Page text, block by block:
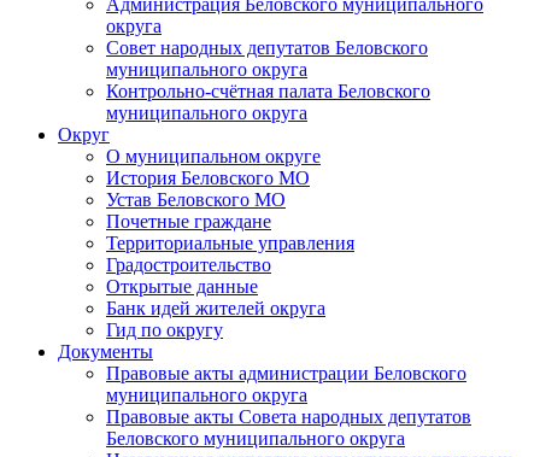
Администрация Беловского муниципального
округа
Совет народных депутатов Беловского
муниципального округа
Контрольно-счётная палата Беловского
муниципального округа
Округ
О муниципальном округе
История Беловского МО
Устав Беловского МО
Почетные граждане
Территориальные управления
Градостроительство
Открытые данные
Банк идей жителей округа
Гид по округу
Документы
Правовые акты администрации Беловского
муниципального округа
Правовые акты Совета народных депутатов
Беловского муниципального округа